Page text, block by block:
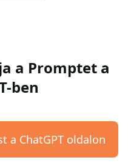
a Promptet a
ben
a ChatGPT oldalon